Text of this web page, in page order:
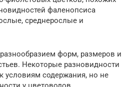
фаленопсиса
среднерослые и
форм, размеров и
Некоторые разновидности
условиям содержания, но не